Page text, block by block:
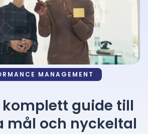
MANAGEMENT
komplett guide till
mål och nyckeltal